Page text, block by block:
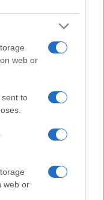
web or
to
web or